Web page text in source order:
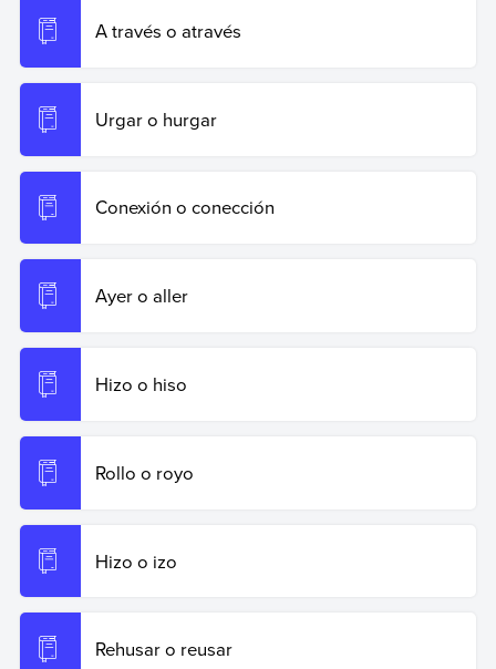
A través o através
Urgar o hurgar
Conexión o conección
Ayer o aller
Hizo o hiso
Rollo o royo
Hizo o izo
Rehusar o reusar